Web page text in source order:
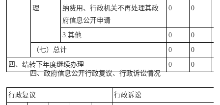
理
纳费用、行政机关不再处理其政
府信息公开申请
0 0
3.其他 0 0
（七）总计
0 0
四、结转下年度继续办理
0 0
四、政府信息公开行政复议、行政诉讼情况
行政复议 行政诉讼